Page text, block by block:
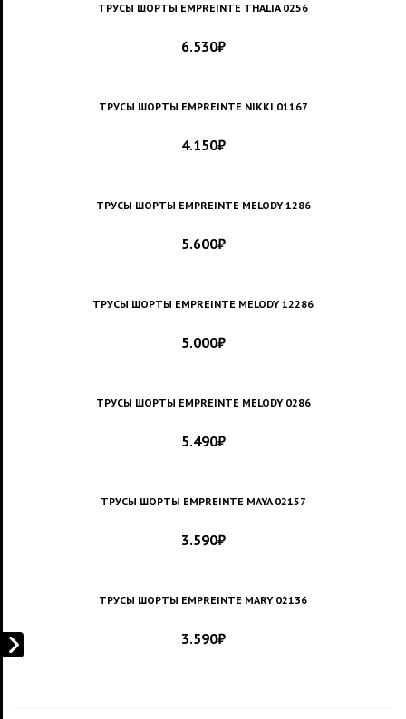
ТРУСЫ ШОРТЫ EMPREINTE THALIA 0256
6.530₽
ТРУСЫ ШОРТЫ EMPREINTE NIKKI 01167
4.150₽
ТРУСЫ ШОРТЫ EMPREINTE MELODY 1286
5.600₽
ТРУСЫ ШОРТЫ EMPREINTE MELODY 12286
5.000₽
ТРУСЫ ШОРТЫ EMPREINTE MELODY 0286
5.490₽
ТРУСЫ ШОРТЫ EMPREINTE MAYA 02157
3.590₽
ТРУСЫ ШОРТЫ EMPREINTE MARY 02136
3.590₽